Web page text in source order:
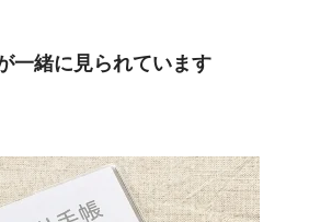
一緒に見られています